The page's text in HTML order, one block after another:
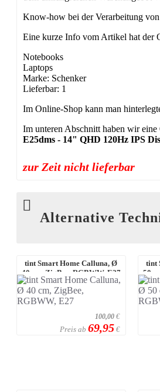
Know-how bei der Verarbeitung
Eine kurze Info vom Artikel hat der
Notebooks
Laptops
Marke: Schenker
Lieferbar: 1
Im Online-Shop kann man
Im unteren Abschnitt haben wir
E25dms - 14" QHD 120Hz IPS
zur Zeit nicht lieferbar
Alternative
tint Smart Home Calluna, Ø
40 cm, ZigBee, RGBWW, E27
100,00€
Preis ab 69,95 €
tint
50